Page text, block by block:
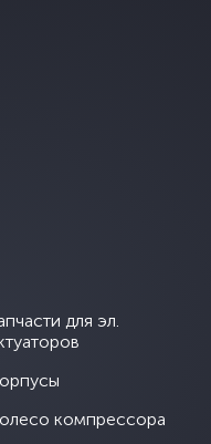
для эл.
компрессора